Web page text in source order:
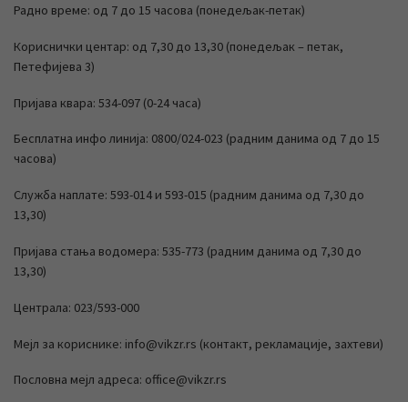
Радно време: од 7 до 15 часова (понедељак-петак)
Кориснички центар: од 7,30 до 13,30 (понедељак – петак,
Петефијева 3)
Пријава квара: 534-097 (0-24 часа)
Бесплатна инфо линија: 0800/024-023 (радним данима од 7 до 15
часова)
Служба наплате: 593-014 и 593-015 (радним данима од 7,30 до
13,30)
Пријава стања водомера: 535-773 (радним данима од 7,30 до
13,30)
Централа: 023/593-000
Мејл за кориснике: info@vikzr.rs (контакт, рекламације, захтеви)
Пословна мејл адреса: office@vikzr.rs